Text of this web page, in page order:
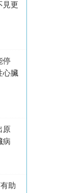
見更
停
心臟
原
病
助